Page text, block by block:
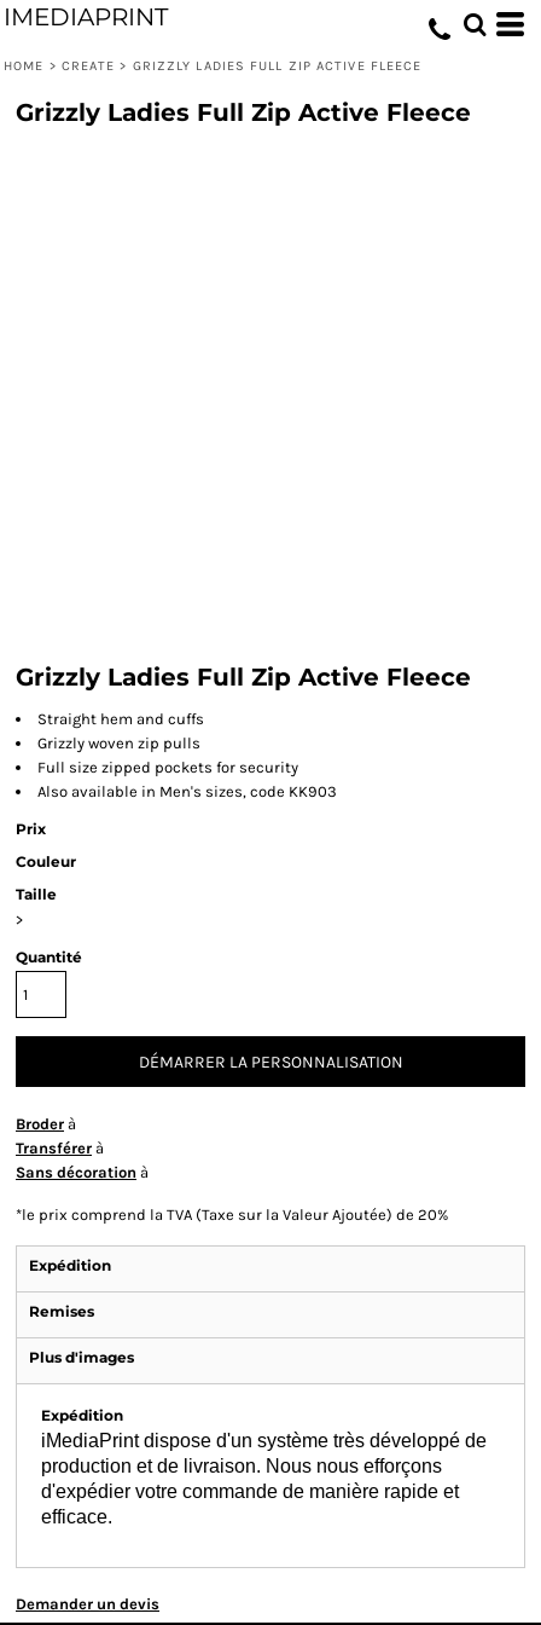
IMEDIAPRINT
HOME > CREATE > GRIZZLY LADIES FULL ZIP ACTIVE FLEECE
Grizzly Ladies Full Zip Active Fleece
Grizzly Ladies Full Zip Active Fleece
Straight hem and cuffs
Grizzly woven zip pulls
Full size zipped pockets for security
Also available in Men's sizes, code KK903
Prix
Couleur
Taille
>
Quantité
DÉMARRER LA PERSONNALISATION
Broder à
Transférer à
Sans décoration à
*le prix comprend la TVA (Taxe sur la Valeur Ajoutée) de 20%
Expédition
Remises
Plus d'images
Expédition
iMediaPrint dispose d'un système très développé de
production et de livraison. Nous nous efforçons
d'expédier votre commande de manière rapide et
efficace.
Demander un devis